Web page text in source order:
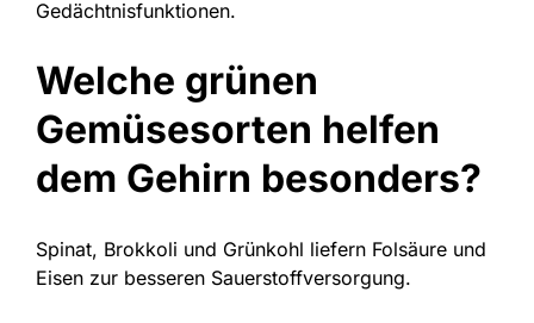
Gedächtnisfunktionen.
Welche grünen
Gemüsesorten helfen
dem Gehirn besonders?
Spinat, Brokkoli und Grünkohl liefern Folsäure und
Eisen zur besseren Sauerstoffversorgung.